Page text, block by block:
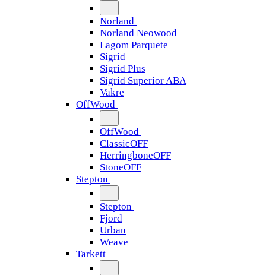
Norland
Norland Neowood
Lagom Parquete
Sigrid
Sigrid Plus
Sigrid Superior ABA
Vakre
OffWood
OffWood
ClassicOFF
HerringboneOFF
StoneOFF
Stepton
Stepton
Fjord
Urban
Weave
Tarkett